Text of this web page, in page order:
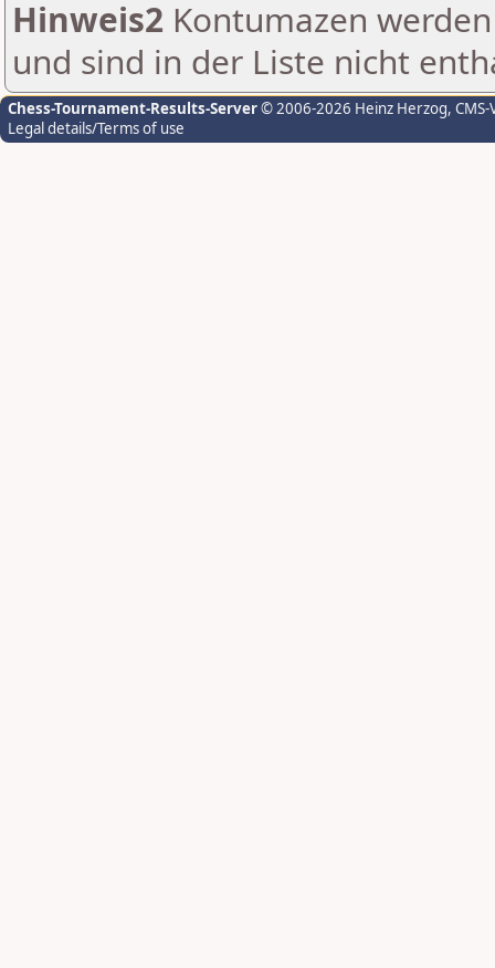
Hinweis2 Kontumazen
und sind in der Liste nicht
Chess-Tournament-Results-Server© 2006-2026 Heinz Herzog,
Legal details/Terms of use